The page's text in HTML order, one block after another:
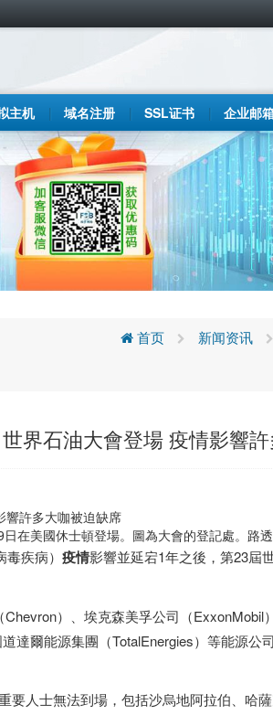
主机 域名注册 SSL证书 企业邮
首页 新闻资讯
世界石油大會登場 疫情影響
在美國休士頓登場。圖為大會的登記處。路透
疾病） 疫情影響並延宕1年之後，第23屆
）、埃克森美孚公司（
達爾能源集團（TotalEnergies）等能源
要人士無法到場，包括沙烏地阿拉伯、哈